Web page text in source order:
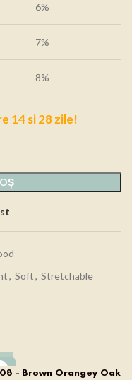
6%
7%
8%
14 si 28 zile!
, Soft, Stretchable
– Brown Orangey Oak